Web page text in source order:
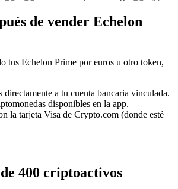
de vender Echelon
tus Echelon Prime por euros u otro token,
directamente a tu cuenta bancaria vinculada.
disponibles en la app.
la tarjeta Visa de Crypto.com (donde esté
400 criptoactivos